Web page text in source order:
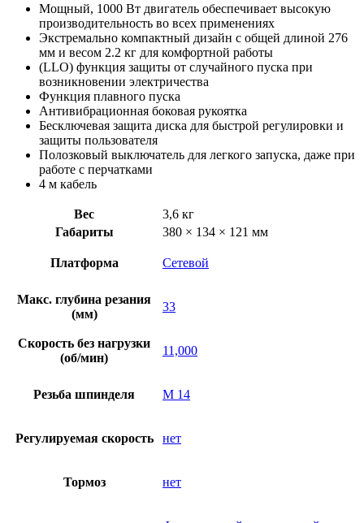
Мощный, 1000 Вт двигатель обеспечивает высокую
производительность во всех применениях
Экстремально компактный дизайн с общей длиной 276
мм и весом 2.2 кг для комфортной работы
(LLO) функция защиты от случайного пуска при
возникновении электричества
Функция плавного пуска
Антивибрационная боковая рукоятка
Бесключевая защита диска для быстрой регулировки и
защиты пользователя
Полозковый выключатель для легкого запуска, даже при
работе с перчатками
4 м кабель
Вес
3,6 кг
Габариты
380 × 134 × 121 мм
Платформа Сетевой
Макс. глубина резания
(мм)
33
Скорость без нагрузки
(об/мин)
11,000
Резьба шпинделя M 14
Регулируемая скорость нет
Тормоз нет